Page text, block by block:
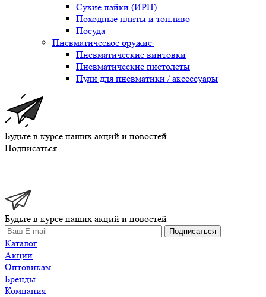
Сухие пайки (ИРП)
Походные плиты и топливо
Посуда
Пневматическое оружие
Пневматические винтовки
Пневматические пистолеты
Пули для пневматики / аксессуары
Будьте в курсе наших акций и новостей
Подписаться
Будьте в курсе наших акций и новостей
Подписаться
Каталог
Акции
Оптовикам
Бренды
Компания